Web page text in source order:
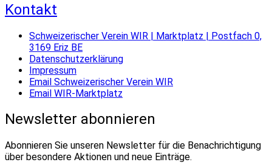
Kontakt
Schweizerischer Verein WIR | Marktplatz | Postfach 0,
3169 Eriz BE
Datenschutzerklärung
Impressum
Email Schweizerischer Verein WIR
Email WIR-Marktplatz
Newsletter abonnieren
Abonnieren Sie unseren Newsletter für die Benachrichtigung
über besondere Aktionen und neue Einträge.